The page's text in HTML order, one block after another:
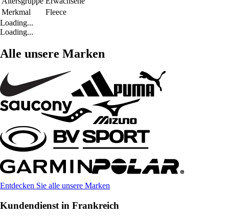
Merkmal
Fleece
Loading...
Loading...
Alle unsere Marken
Entdecken Sie alle unsere Marken
Kundendienst in Frankreich